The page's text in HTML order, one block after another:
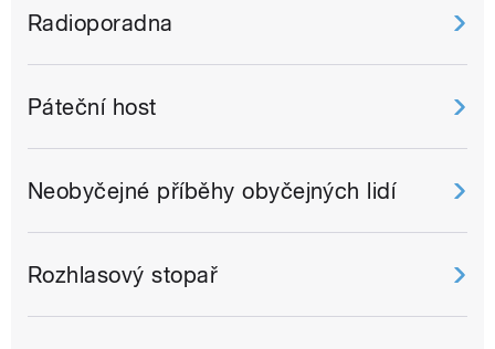
Radioporadna
Páteční host
Neobyčejné příběhy obyčejných lidí
Rozhlasový stopař